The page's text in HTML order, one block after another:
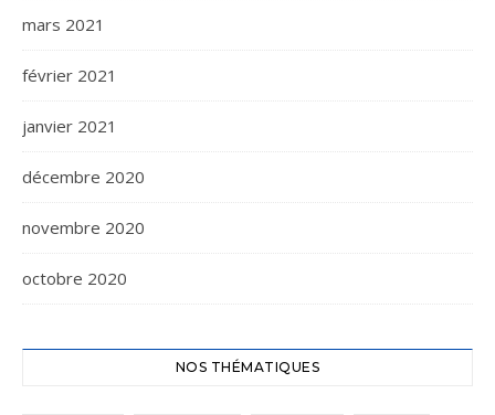
mars 2021
février 2021
janvier 2021
décembre 2020
novembre 2020
octobre 2020
NOS THÉMATIQUES